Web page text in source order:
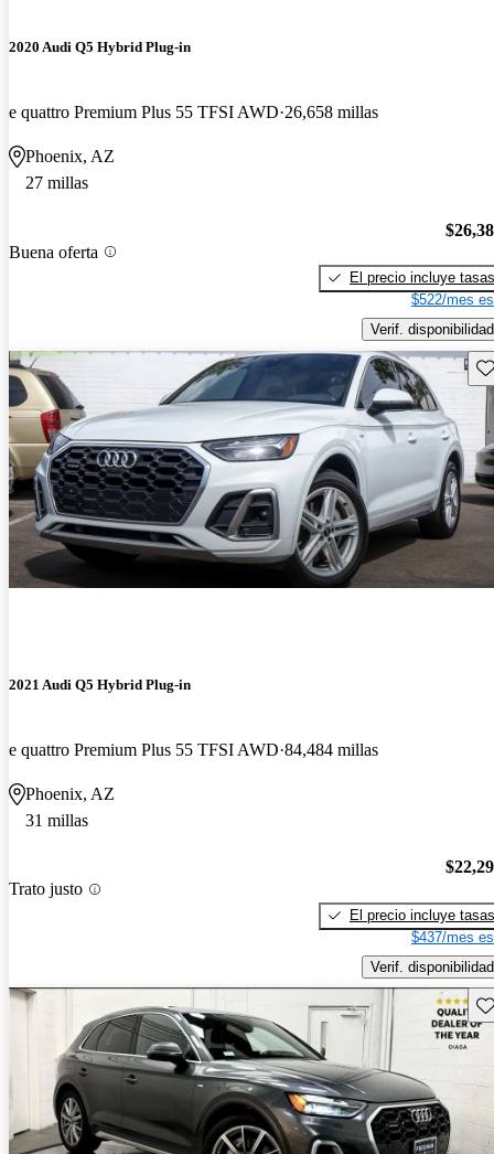
2020 Audi Q5 Hybrid Plug-in
e quattro Premium Plus 55 TFSI AWD 26,658 millas
Phoenix, AZ
27 millas
Buena oferta
El precio incluye tasas
$522/mes
Verif. disponibilidad
2021 Audi Q5 Hybrid Plug-in
e quattro Premium Plus 55 TFSI AWD 84,484 millas
Phoenix, AZ
31 millas
Trato justo
El precio incluye tasas
$437/mes
Verif. disponibilidad